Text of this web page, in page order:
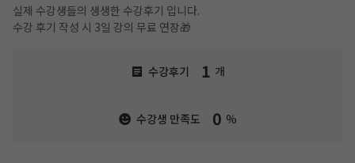
실제 수강생들의 생생한 수강후기 입니다.
수강 후기 작성 시 3일 강의 무료 연장🎁
수강후기 1 개
수강생 만족도 0 %